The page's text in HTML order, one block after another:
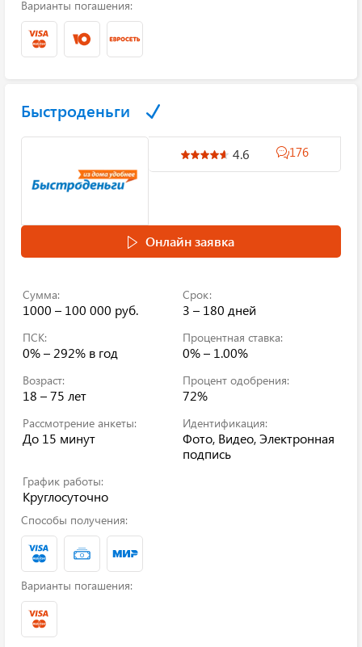
Варианты погашения:
Быстроденьги
4.6 176
Онлайн заявка
Сумма:
1000 – 100 000 руб.
Срок:
3 – 180 дней
ПСК:
0% – 292% в год
Процентная ставка:
0% – 1.00%
Возраст:
18 – 75 лет
Процент одобрения:
72%
Рассмотрение анкеты:
До 15 минут
Идентификация:
Фото, Видео, Электронная
подпись
График работы:
Круглосуточно
Способы получения:
Варианты погашения: